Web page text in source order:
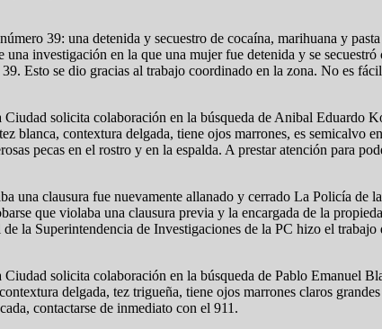
39: una detenida y secuestro de cocaína, marihuana y
investigación en la que una mujer fue detenida y se
Esto se dio gracias al trabajo coordinado en la zona. No es
solicita colaboración en la búsqueda de Anibal Eduardo
blanca, contextura delgada, tiene ojos marrones, es
pecas en el rostro y en la espalda. A prestar atención para
una clausura fue nuevamente allanado y cerrado La Policía
que violaba una clausura previa y la encargada de la
la Superintendencia de Investigaciones de la PC hizo el
solicita colaboración en la búsqueda de Pablo Emanuel
delgada, tez trigueña, tiene ojos marrones claros
contactarse de inmediato con el 911.